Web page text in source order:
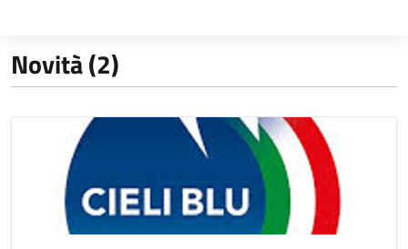
Novità (2)